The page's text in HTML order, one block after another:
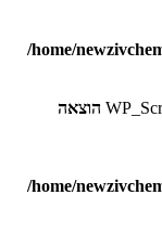
/home/
הוצאה
/home/